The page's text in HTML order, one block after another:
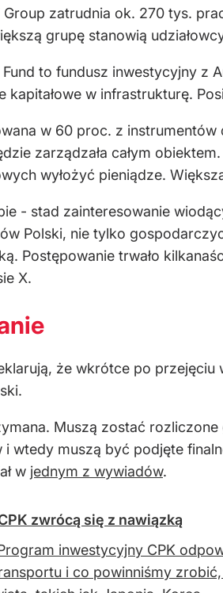
zatrudnia ok. 270 tys.
grupę stanowią
to fundusz inwestycyjny
w infrastrukturę.
w 60 proc. z
zarządzała całym
wyłożyć pieniądze.
- stad zainteresowanie
Polski, nie tylko
Postępowanie trwało
X.
że wkrótce po przejęciu
Muszą zostać
wtedy muszą być podjęte
w jednym z wywiadów.
zwrócą się z nawiązką
inwestycyjny CPK
i co powinniśmy